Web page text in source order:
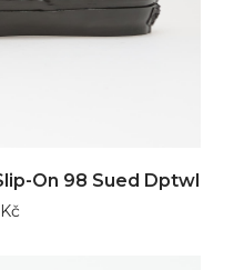
On 98 Sued Dptwl